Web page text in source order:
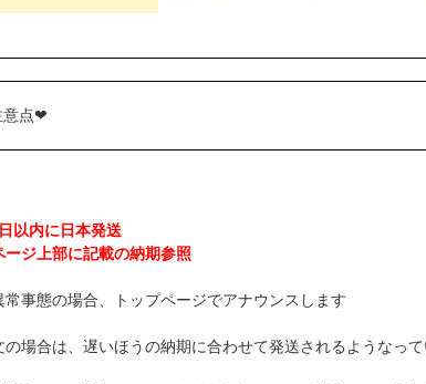
意点❤
以内に日本発送
ージ上部に記載の納期参照
常事態の場合、トップページでアナウンスします
の場合は、遅いほうの納期に合わせて発送されるようなって